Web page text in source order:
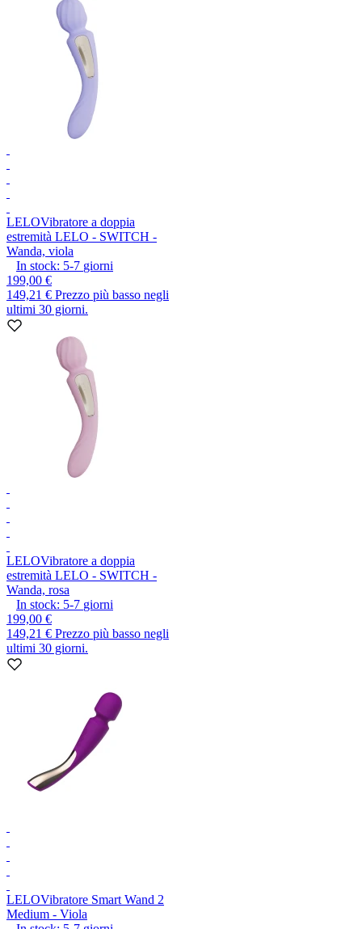
LELOVibratore a doppia
estremità LELO - SWITCH -
Wanda, viola
In stock: 5-7 giorni
199,00 €
149,21 € Prezzo più basso negli
ultimi 30 giorni.
LELOVibratore a doppia
estremità LELO - SWITCH -
Wanda, rosa
In stock: 5-7 giorni
199,00 €
149,21 € Prezzo più basso negli
ultimi 30 giorni.
LELOVibratore Smart Wand 2
Medium - Viola